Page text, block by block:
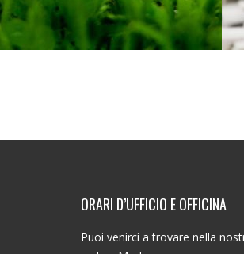
ORARI D’UFFICIO E OFFICINA
Puoi venirci a trovare nella